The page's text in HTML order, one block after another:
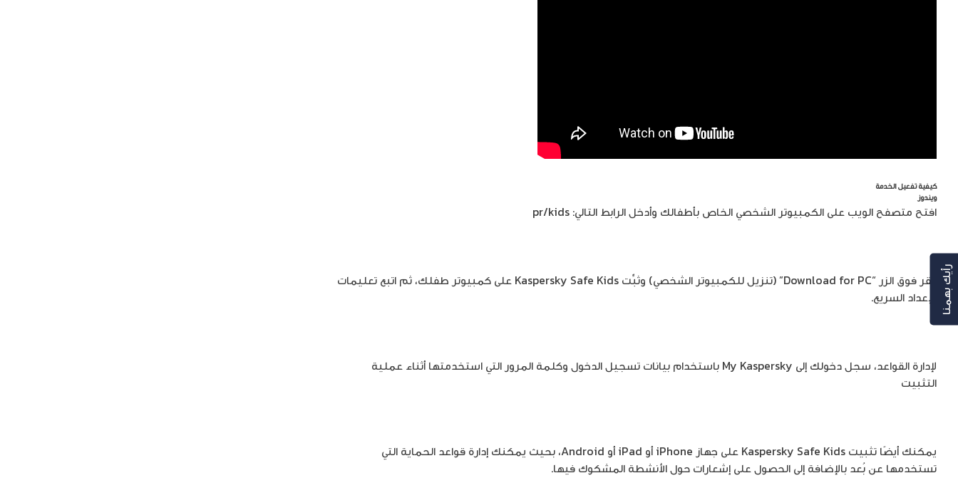
كيفية تفعيل الخدمة
ويندوز
افتح متصفح الويب على الكمبيوتر الشخصي الخاص بأطفالك وأدخل الرابط التالي: pr/kids
أنقر فوق الزر “Download for PC” (تنزيل للكمبيوتر الشخصي) وثبِّت Kaspersky Safe Kids على كمبيوتر طفلك، ثم اتبع تعليمات
الإعداد السريع.
لإدارة القواعد، سجل دخولك إلى My Kaspersky باستخدام بيانات تسجيل الدخول وكلمة المرور التي استخدمتها أثناء عملية
التثبيت
يمكنك أيضًا تثبيت Kaspersky Safe Kids على جهاز iPhone أو iPad أو Android، بحيث يمكنك إدارة قواعد الحماية التي
تستخدمها عن بُعد بالإضافة إلى الحصول على إشعارات حول الأنشطة المشكوك فيها.
رأيك بهمنا